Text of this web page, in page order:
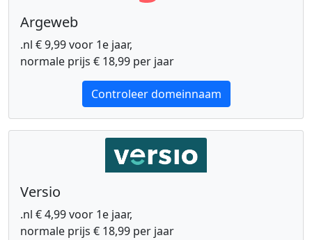
Argeweb
.nl € 9,99 voor 1e jaar,
normale prijs € 18,99 per jaar
Controleer domeinnaam
Versio
.nl € 4,99 voor 1e jaar,
normale prijs € 18,99 per jaar